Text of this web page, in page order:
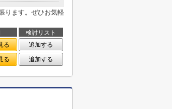
ります。ぜひお気軽
検討リスト
る
追加する
る 追加する